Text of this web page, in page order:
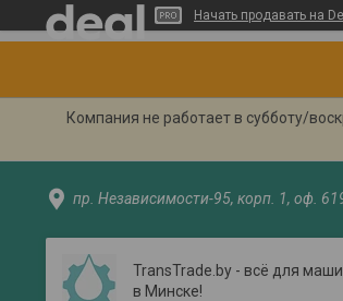
Начать продавать на
Компания не работает в субботу/
пр. Независимости-95, корп. 1, оф.
TransTrade.by - всё для
в Минске!